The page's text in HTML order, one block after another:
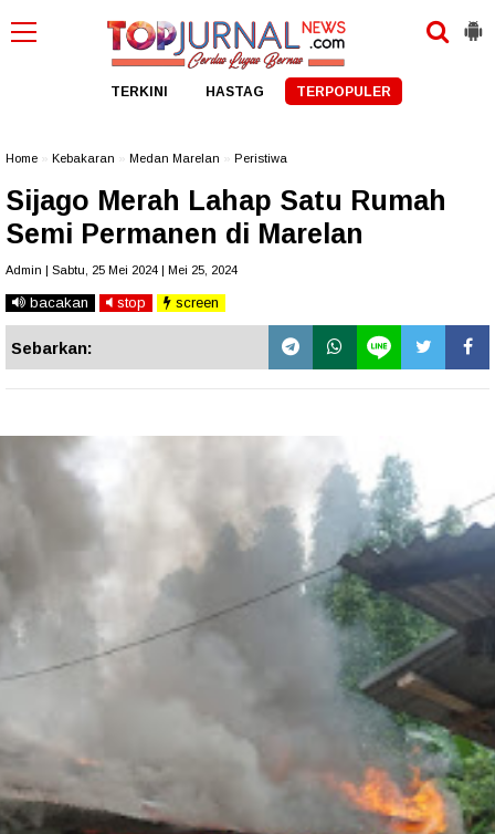
TERKINI HASTAG TERPOPULER
Home Kebakaran Medan Marelan Peristiwa
Sijago Merah Lahap Satu Rumah
Semi Permanen di Marelan
Admin | Sabtu, 25 Mei 2024 | Mei 25, 2024
bacakan stop screen
Sebarkan: